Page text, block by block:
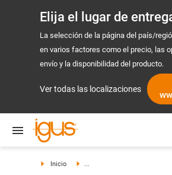
Elija el lugar de
La selección de la página del país/
en varios factores como el precio, las
envío y la disponibilidad del producto.
Ver todas las localizaciones
Inicio ...